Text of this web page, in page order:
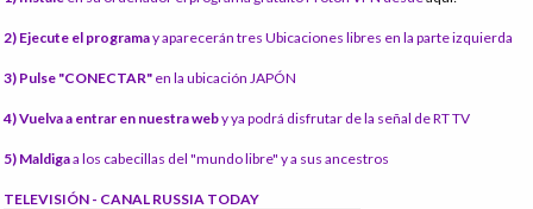
2) Ejecute el programay aparecerán tres Ubicaciones libres en la parte izquierda
3) Pulse "CONECTAR" en la ubicación JAPÓN
4) Vuelva a entrar en nuestra weby ya podrá disfrutar de la señal de RT TV
5) Maldigaa los cabecillas del "mundo libre" y a sus ancestros
TELEVISIÓN - CANAL RUSSIA TODAY